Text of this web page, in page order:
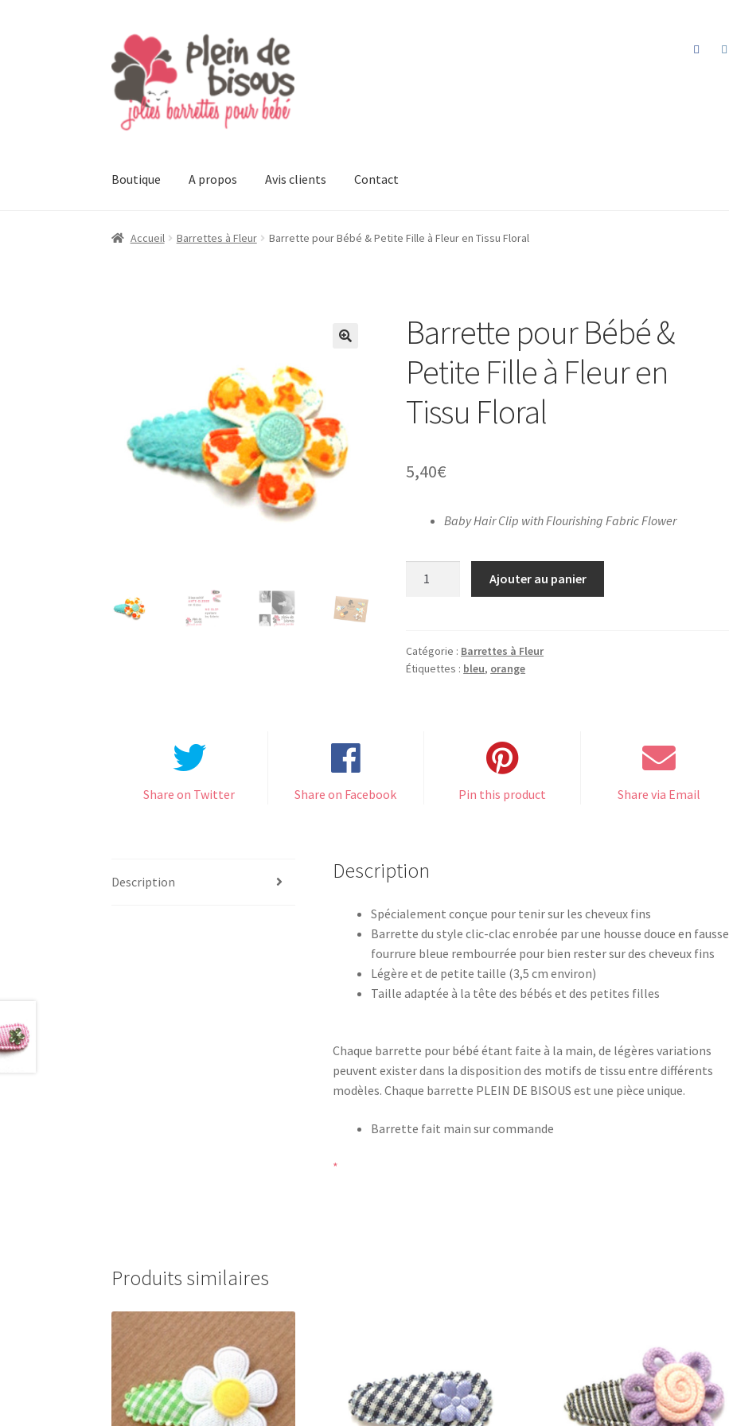
Aller
à
la
navigation
Aller
au
contenu
Boutique A propos Avis clients Contact
Accueil Barrettes à Fleur Barrette pour Bébé & Petite Fille à Fleur en Tissu Floral
Barrette pour Bébé &
Petite Fille à Fleur en
Tissu Floral
5,40€
Baby Hair Clip with Flourishing Fabric Flower
Bébé
&
Ajouter au panier
Catégorie : Barrettes à Fleur
Étiquettes : bleu, orange
Share on Twitter Share on Facebook Pin this product Share via Email
Description Description
Spécialement conçue pour tenir sur les cheveux fins
Barrette du style clic-clac enrobée par une housse douce en fausse
fourrure bleue rembourrée pour bien rester sur des cheveux fins
Légère et de petite taille (3,5 cm environ)
Taille adaptée à la tête des bébés et des petites filles
Chaque barrette pour bébé étant faite à la main, de légères variations
peuvent exister dans la disposition des motifs de tissu entre différents
modèles. Chaque barrette PLEIN DE BISOUS est une pièce unique.
Barrette fait main sur commande
*
Produits similaires